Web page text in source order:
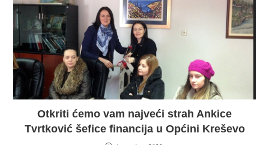
Otkriti ćemo vam najveći strah Ankice
Tvrtković šefice financija u Općini Kreševo